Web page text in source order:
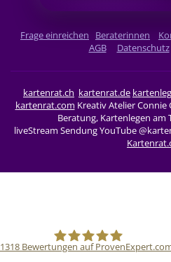
Frage einreichen Beraterinnen
AGB
Datenschutz
kartenrat.ch kartenrat.de
kartenrat.com Kreativ Atelier
Beratung, Kartenlegen
liveStream Sendung YouTube
1318 Bewertungen auf